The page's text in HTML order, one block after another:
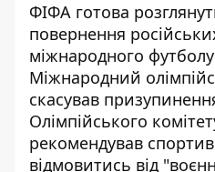
ФІФА готова
повернення
міжнародного футболу
Міжнародний
скасував
Олімпійського
рекомендував
відмовитись від